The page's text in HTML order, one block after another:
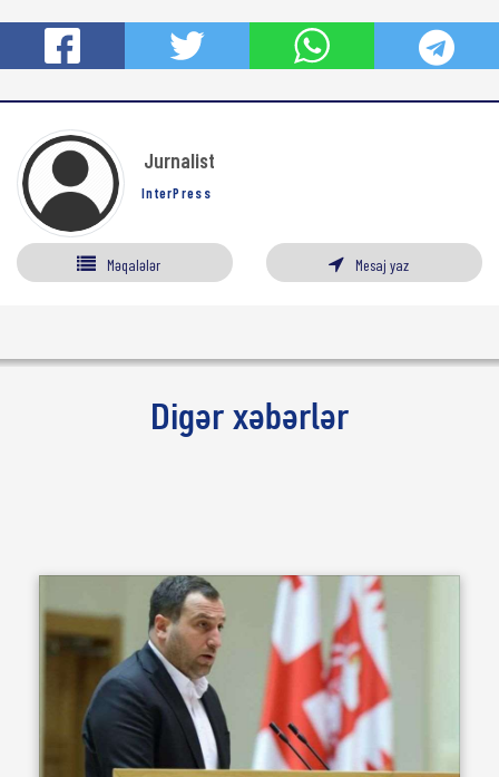
Jurnalist
InterPress
Məqalələr Mesaj yaz
Digər xəbərlər